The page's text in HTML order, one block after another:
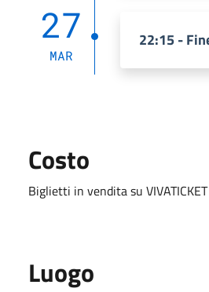
27
MAR
22:15 -
Costo
Biglietti in vendita su VIVATICKET
Luogo